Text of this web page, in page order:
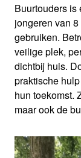
Buurtouders
jongeren van
gebruiken.
veilige plek,
dichtbij huis.
praktische
hun toekomst.
maar ook de